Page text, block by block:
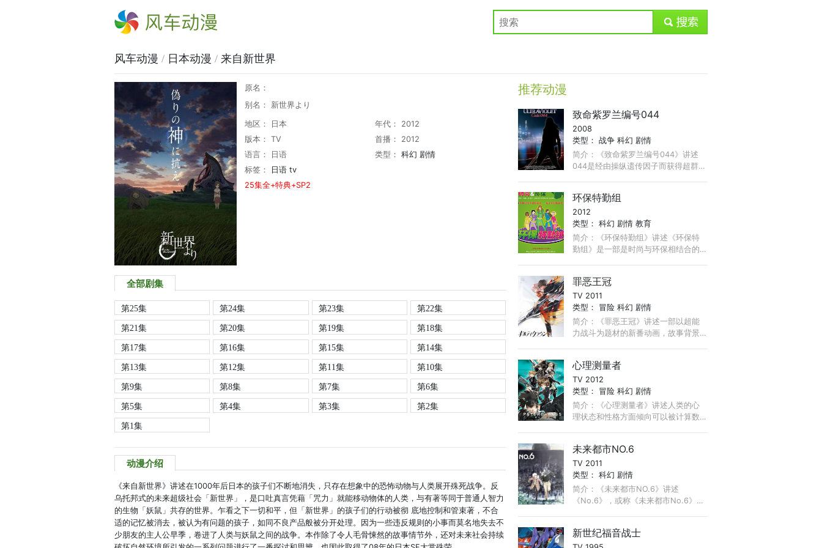
风车动漫 submit
风车动漫 / 日本动漫 / 来自新世界
原名：
别名： 新世界より
地区： 日本
年代： 2012
版本： TV
首播： 2012
语言： 日语
类型：科幻 剧情
标签：
日语 tv
25集全+特典+SP2
全部剧集
第25集 第24集 第23集
第22集
第21集
第20集 第19集
第18集
第17集
第16集 第15集
第14集
第13集
第12集 第11集
第10集
第9集
第8集 第7集
第6集
第5集
第4集 第3集
第2集
第1集
动漫介绍
《来自新世界》讲述在1000年后日本的孩子们不断地消失，只存在想象中的恐怖动物与人类展开殊死战争。反
乌托邦式的未来超级社会「新世界」，是口吐真言凭藉「咒力」就能移动物体的人类，与有著等同于普通人智力
的生物「妖鼠」共存的世界。乍看之下一切和平，但「新世界」的孩子们的行动被彻 底地控制和管束著，不合
适的记忆被消去，被认为有问题的孩子，如同不良产品般被分开处理。因为一些违反规则的小事而莫名地失去不
少朋友的主人公早季，卷进了人类与妖鼠之间的战争。本作除了令人毛骨悚然的故事情节外，还对未来社会持续
推荐动漫
致命紫罗兰编号044
2008
类型：战争 科幻 剧情
简介：《致命紫罗兰编号044》讲述
044是经由操纵遗传因子而获得超群战
久。044从政府接到了歼灭吸血鬼军
团“噬菌”的首领金古的任务。 ...
环保特勤组
2012
类型：科幻 剧情 教育
简介：《环保特勤组》讲述《环保特
勤组》是一部是时尚与环保相结合的
视媒体和新媒体。 ...
罪恶王冠
TV 2011
类型： 冒险 科幻 剧情
简介：《罪恶王冠》讲述一部以超能
力战斗为题材的新番动画，故事背景
能力，名曰王之能力， ...
心理测量者
TV 2012
类型： 冒险 科幻 剧情
简介：《心理测量者》讲述人类的心
理状态和性格方面倾向可以被计算数
众们将好的人生作为目标，于是出现
了实实在在的数值。 ...
未来都市NO.6
TV 2011
类型：科幻 剧情
简介：《未来都市NO.6》讲述
《No.6》，或称《未来都市No.6》，
害，也没有疾病的未来都市。 ...
新世纪福音战士